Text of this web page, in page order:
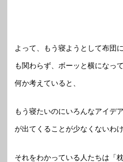
よって、もう寝ようとして布団
も関わらず、ボーッと横になっ
何か考えていると、
もう寝たいのにいろんなアイデ
が出てくることが少なくないわけ
それをわかっている人たちは「